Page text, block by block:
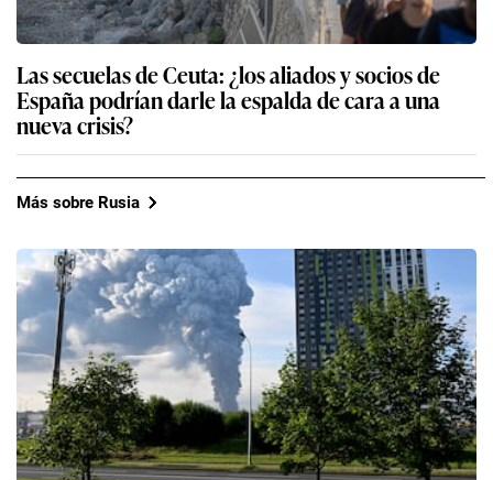
Las secuelas de Ceuta: ¿los aliados y socios de
España podrían darle la espalda de cara a una
nueva crisis?
Más sobre Rusia